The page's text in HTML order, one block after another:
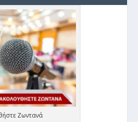
Ζωντανά